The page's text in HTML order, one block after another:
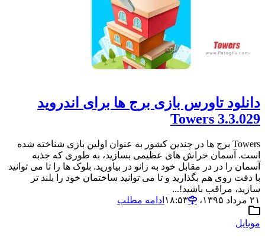
دانلود تاورس بازی برج ها برای اندروید
Towers 3.3.029
Towers برج ها در چندین کشور به عنوان اولین بازی شناخته شده
است. آسمان خراش های عظیمی بسازید، به طوری که جذبه
آسمان را در در مقابل خود به زانو در بیاورید. بلوک ها را تا می توانید
با دقت روی هم بگذارید و تا می توانید ساختمان خود را بلند تر
سازید، مراقب باشید!...
۲۱ مرداد ۱۳۹۵،‏ ۱۸:۵۳
ادامه مطلب
موبایل